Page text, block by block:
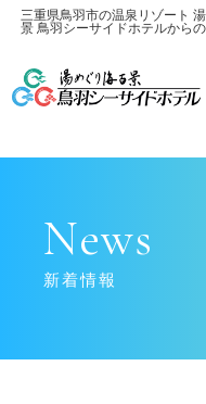
三重県鳥羽市の温泉リゾート
景 鳥羽シーサイドホテルから
News
新着情報